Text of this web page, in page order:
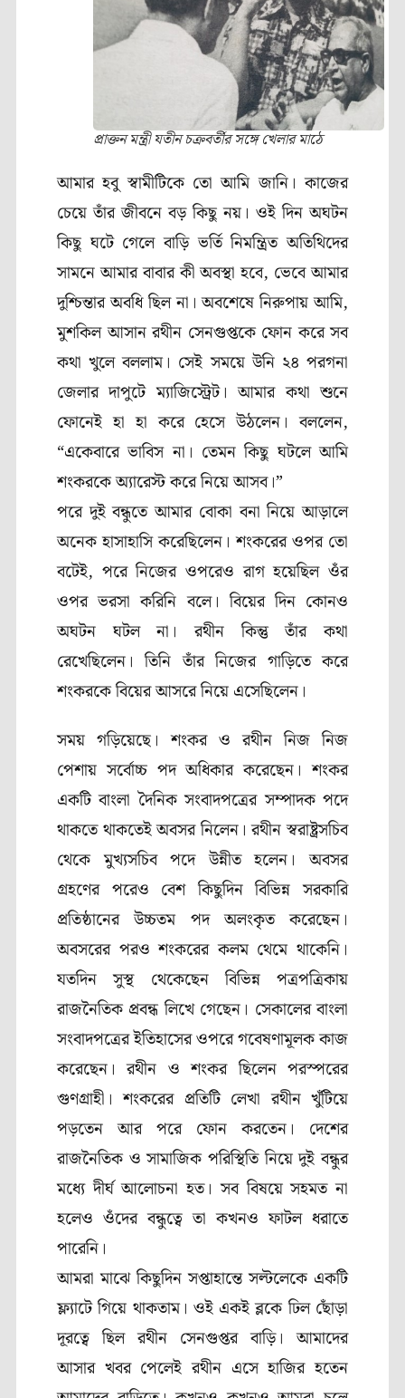
প্রাক্তন মন্ত্রী যতীন চক্রবর্তীর সঙ্গে খেলার মাঠে
আমার হবু স্বামীটিকে তো আমি জানি। কাজের
চেয়ে তাঁর জীবনে বড় কিছু নয়। ওই দিন অঘটন
কিছু ঘটে গেলে বাড়ি ভর্তি নিমন্ত্রিত অতিথিদের
সামনে আমার বাবার কী অবস্থা হবে, ভেবে আমার
দুশ্চিন্তার অবধি ছিল না। অবশেষে নিরুপায় আমি,
মুশকিল আসান রথীন সেনগুপ্তকে ফোন করে সব
কথা খুলে বললাম। সেই সময়ে উনি ২৪ পরগনা
জেলার দাপুটে ম্যাজিস্ট্রেট। আমার কথা শুনে
ফোনেই হা হা করে হেসে উঠলেন। বললেন,
“একেবারে ভাবিস না। তেমন কিছু ঘটলে আমি
শংকরকে অ্যারেস্ট করে নিয়ে আসব।”
পরে দুই বন্ধুতে আমার বোকা বনা নিয়ে আড়ালে
অনেক হাসাহাসি করেছিলেন। শংকরের ওপর তো
বটেই, পরে নিজের ওপরেও রাগ হয়েছিল ওঁর
ওপর ভরসা করিনি বলে। বিয়ের দিন কোনও
অঘটন ঘটল না। রথীন কিন্তু তাঁর কথা
রেখেছিলেন। তিনি তাঁর নিজের গাড়িতে করে
শংকরকে বিয়ের আসরে নিয়ে এসেছিলেন।
সময় গড়িয়েছে। শংকর ও রথীন নিজ নিজ
পেশায় সর্বোচ্চ পদ অধিকার করেছেন। শংকর
একটি বাংলা দৈনিক সংবাদপত্রের সম্পাদক পদে
থাকতে থাকতেই অবসর নিলেন। রথীন স্বরাষ্ট্রসচিব
থেকে মুখ্যসচিব পদে উন্নীত হলেন। অবসর
গ্রহণের পরেও বেশ কিছুদিন বিভিন্ন সরকারি
প্রতিষ্ঠানের উচ্চতম পদ অলংকৃত করেছেন।
অবসরের পরও শংকরের কলম থেমে থাকেনি।
যতদিন সুস্থ থেকেছেন বিভিন্ন পত্রপত্রিকায়
রাজনৈতিক প্রবন্ধ লিখে গেছেন। সেকালের বাংলা
সংবাদপত্রের ইতিহাসের ওপরে গবেষণামূলক কাজ
করেছেন।রথীন ও শংকর ছিলেন পরস্পরের
গুণগ্রাহী। শংকরের প্রতিটি লেখা রথীন খুঁটিয়ে
পড়তেন আর পরে ফোন করতেন। দেশের
রাজনৈতিক ও সামাজিক পরিস্থিতি নিয়ে দুই বন্ধুর
মধ্যে দীর্ঘ আলোচনা হত। সব বিষয়ে সহমত না
হলেও ওঁদের বন্ধুত্বে তা কখনও ফাটল ধরাতে
পারেনি।
আমরা মাঝে কিছুদিন সপ্তাহান্তে সল্টলেকে একটি
ফ্ল্যাটে গিয়ে থাকতাম। ওই একই ব্লকে ঢিল ছোঁড়া
দূরত্বে ছিল রথীন সেনগুপ্তর বাড়ি। আমাদের
আসার খবর পেলেই রথীন এসে হাজির হতেন